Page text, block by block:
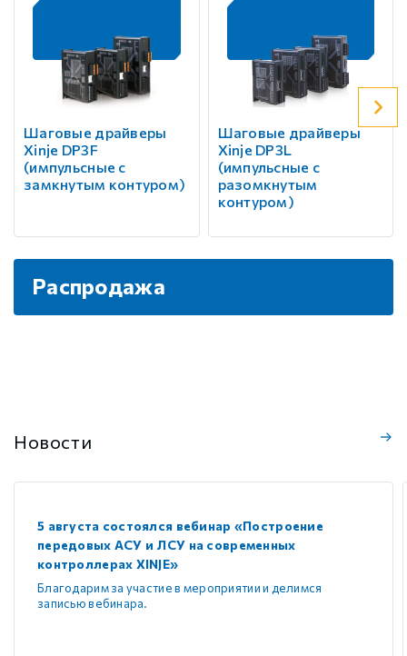
Шаговые драйверы
Xinje DP3F
(импульсные с
замкнутым контуром)
Шаговые драйверы
Xinje DP3L
(импульсные с
разомкнутым
контуром)
Распродажа
Новости
5 августа состоялся вебинар «Построение
передовых АСУ и ЛСУ на современных
контроллерах XINJE»
Благодарим за участие в мероприятии и делимся
записью вебинара.